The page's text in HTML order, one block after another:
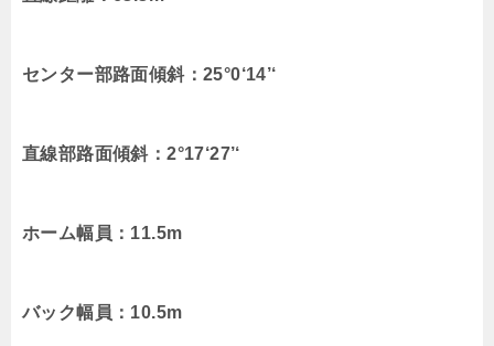
センター部路面傾斜：25°0‘14’‘
直線部路面傾斜：2°17‘27’‘
ホーム幅員：11.5m
バック幅員：10.5m